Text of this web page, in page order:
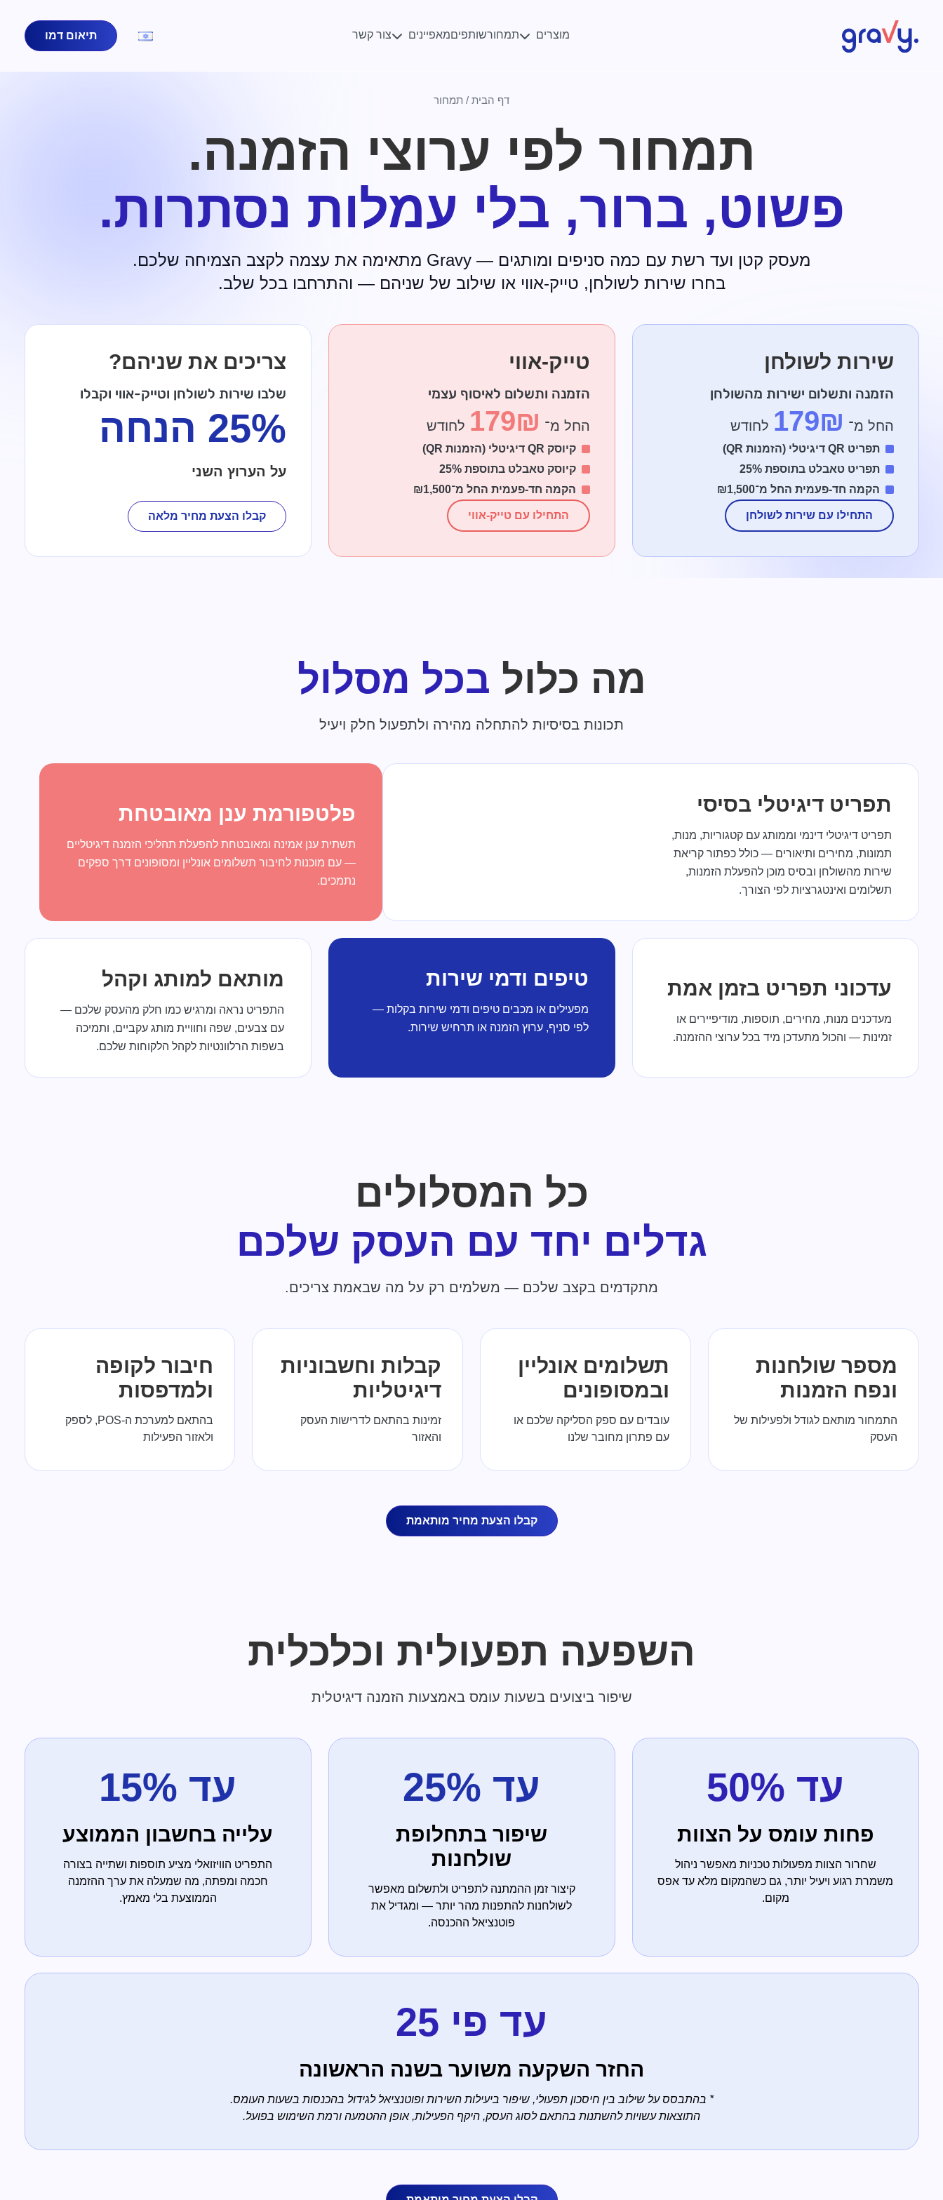
מוצרים תמחורשותפיםמאפיינים צור קשר תיאום דמו
דף הבית / תמחור
תמחור לפי ערוצי הזמנה.
פשוט, ברור, בלי עמלות נסתרות.
מעסק קטן ועד רשת עם כמה סניפים ומותגים — Gravy מתאימה את עצמה לקצב הצמיחה שלכם.
בחרו שירות לשולחן, טייק-אווי או שילוב של שניהם — והתרחבו בכל שלב.
שירות לשולחן
הזמנה ותשלום ישירות מהשולחן
החל מ־ 179₪ לחודש
תפריט QR דיגיטלי (הזמנות QR)
תפריט טאבלט בתוספת 25%
הקמה חד-פעמית החל מ־₪1,500
התחילו עם שירות לשולחן
טייק-אווי
הזמנה ותשלום לאיסוף עצמי
החל מ־ 179₪ לחודש
קיוסק QR דיגיטלי (הזמנות QR)
קיוסק טאבלט בתוספת 25%
הקמה חד-פעמית החל מ־₪1,500
התחילו עם טייק-אווי
צריכים את שניהם?
שלבו שירות לשולחן וטייק-אווי וקבלו
25% הנחה
על הערוץ השני
קבלו הצעת מחיר מלאה
מה כלול בכל מסלול
תכונות בסיסיות להתחלה מהירה ולתפעול חלק ויעיל
תפריט דיגיטלי בסיסי
תפריט דיגיטלי דינמי וממותג עם קטגוריות, מנות,
תמונות, מחירים ותיאורים — כולל כפתור קריאת
שירות מהשולחן ובסיס מוכן להפעלת הזמנות,
תשלומים ואינטגרציות לפי הצורך.
פלטפורמת ענן מאובטחת
תשתית ענן אמינה ומאובטחת להפעלת תהליכי הזמנה דיגיטליים
— עם מוכנות לחיבור תשלומים אונליין ומסופונים דרך ספקים
נתמכים.
עדכוני תפריט בזמן אמת
מעדכנים מנות, מחירים, תוספות, מודיפיירים או
זמינות — והכול מתעדכן מיד בכל ערוצי ההזמנה.
טיפים ודמי שירות
מפעילים או מכבים טיפים ודמי שירות בקלות —
לפי סניף, ערוץ הזמנה או תרחיש שירות.
מותאם למותג וקהל
התפריט נראה ומרגיש כמו חלק מהעסק שלכם —
עם צבעים, שפה וחוויית מותג עקביים, ותמיכה
בשפות הרלוונטיות לקהל הלקוחות שלכם.
כל המסלולים
גדלים יחד עם העסק שלכם
מתקדמים בקצב שלכם — משלמים רק על מה שבאמת צריכים.
מספר שולחנות
ונפח הזמנות
התמחור מותאם לגודל ולפעילות של
העסק
תשלומים אונליין
ובמסופונים
עובדים עם ספק הסליקה שלכם או
עם פתרון מחובר שלנו
קבלות וחשבוניות
דיגיטליות
זמינות בהתאם לדרישות העסק
והאזור
חיבור לקופה
ולמדפסות
בהתאם למערכת ה-POS, לספק
ולאזור הפעילות
קבלו הצעת מחיר מותאמת
השפעה תפעולית וכלכלית
שיפור ביצועים בשעות עומס באמצעות הזמנה דיגיטלית
עד 50%
פחות עומס על הצוות
שחרור הצוות מפעולות טכניות מאפשר ניהול
משמרת רגוע ויעיל יותר, גם כשהמקום מלא עד אפס
מקום.
עד 25%
שיפור בתחלופת
שולחנות
קיצור זמן ההמתנה לתפריט ולתשלום מאפשר
לשולחנות להתפנות מהר יותר — ומגדיל את
פוטנציאל ההכנסה.
עד 15%
עלייה בחשבון הממוצע
התפריט הוויזואלי מציע תוספות ושתייה בצורה
חכמה ומפתה, מה שמעלה את ערך ההזמנה
הממוצעת בלי מאמץ.
עד פי 25
החזר השקעה משוער בשנה הראשונה
* בהתבסס על שילוב בין חיסכון תפעולי, שיפור ביעילות השירות ופוטנציאל לגידול בהכנסות בשעות העומס.
התוצאות עשויות להשתנות בהתאם לסוג העסק, היקף הפעילות, אופן ההטמעה ורמת השימוש בפועל.